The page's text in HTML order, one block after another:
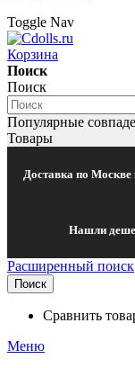
Toggle Nav
Корзина
Поиск
Поиск
Популярные
Товары
Доставка по Москве
Нашли
Расширенный поиск
Поиск
Сравнить
Меню